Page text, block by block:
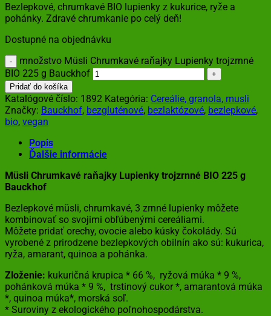
Bezlepkové, chrumkavé BIO lupienky z kukurice, ryže a
pohánky. Zdravé chrumkanie po celý deň!
Dostupné na objednávku
množstvo Müsli Chrumkavé raňajky Lupienky trojzrnné
BIO 225 g Bauckhof
Pridať do košíka
Katalógové číslo: 1892 Kategória: Cereálie, granola, musli
Značky: Bauckhof, bezgluténové, bezlaktózové, bezlepkové,
bio, vegan
Popis
Ďalšie informácie
Müsli Chrumkavé raňajky Lupienky trojzrnné BIO 225 g
Bauckhof
Bezlepkové müsli, chrumkavé, 3 zrnné lupienky môžete
kombinovať so svojimi obľúbenými cereáliami.
Môžete pridať orechy, ovocie alebo kúsky čokolády. Sú
vyrobené z prirodzene bezlepkových obilnín ako sú: kukurica,
ryža, amarant, quinoa a pohánka.
Zloženie: kukuričná krupica * 66 %, ryžová múka * 9 %,
pohánková múka * 9 %, trstinový cukor *, amarantová múka
*, quinoa múka*, morská soľ.
* Suroviny z ekologického poľnohospodárstva.